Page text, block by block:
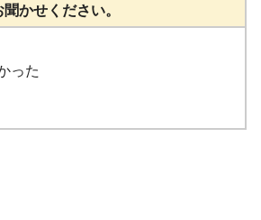
かせください。
った